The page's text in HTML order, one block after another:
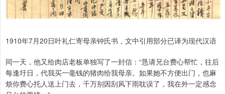
1910年7月20日叶礼仁寄母亲钟氏书，文中引用部分已译为现代汉语
同一天，他又给肉店老板单独写了一封信：“恳请兄台费心帮忙，往后
每逢圩日，代我买一毫钱的猪肉给我母亲。如果她不方便出门，也麻
烦你费心托人送上门去，千万别因刮风下雨耽误了，我在外一定感念